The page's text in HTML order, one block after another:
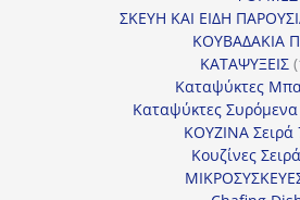
ΣΚΕΥΗ ΚΑΙ ΕΙΔΗ
ΚΟΥΒΑΔΑΚΙΑ
ΚΑΤΑΨΥΞΕΙΣ
Καταψύκτες
Καταψύκτες
ΚΟΥΖΙΝΑ Σειρά
Κουζίνες